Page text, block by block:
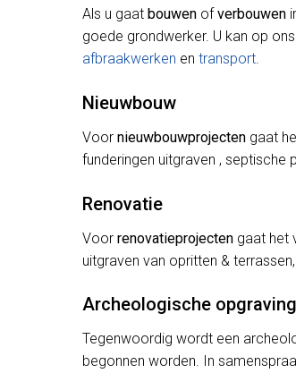
Als u gaat bouwen ofverbouwen
goede grondwerker. U kan op
afbraakwerken en transport.
Nieuwbouw
Voor nieuwbouwprojecten gaat
funderingen uitgraven , septische
Renovatie
Voor renovatieprojecten gaat het
uitgraven van opritten &
Archeologische
Tegenwoordig wordt een
begonnen worden. In